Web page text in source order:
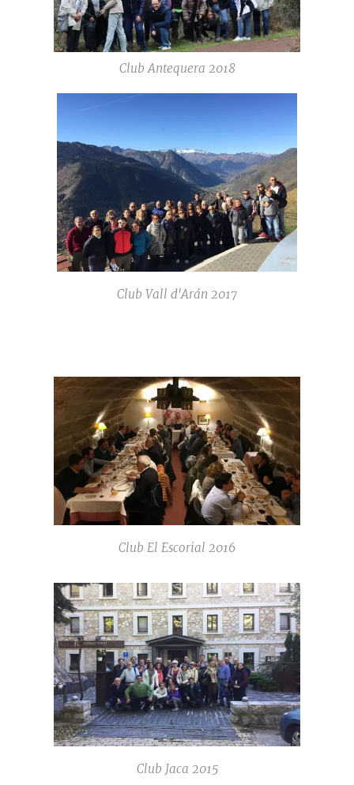
Club Antequera 2018
Club Vall d'Arán 2017
Club El Escorial 2016
Club Jaca 2015